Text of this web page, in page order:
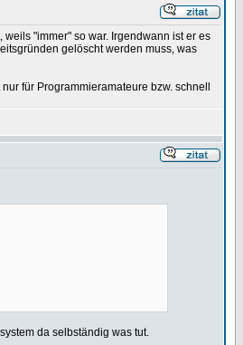
"immer" so war. Irgendwann ist er es
gelöscht werden muss, was
für Programmieramateure bzw. schnell
da selbständig was tut.